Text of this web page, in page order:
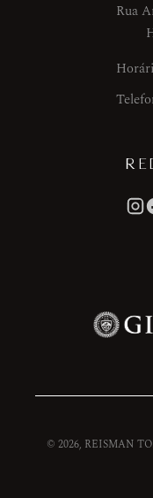
Rua
© 2026, REISMAN